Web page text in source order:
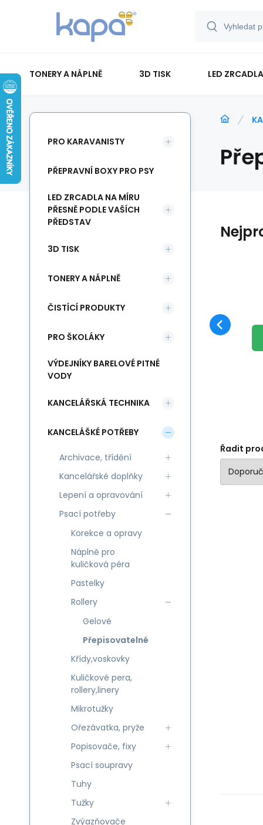
TONERY A NÁPLNĚ 3D TISK LED
PAPÍR-ETIKETY-BLOKY-OBÁLKY
Řadit
PRO KARAVANISTY
PŘEPRAVNÍ BOXY PRO PSY
LED ZRCADLA NA MÍRU
PŘESNĚ PODLE VAŠÍCH
PŘEDSTAV
3D TISK
TONERY A NÁPLNĚ
ČISTÍCÍ PRODUKTY
PRO ŠKOLÁKY
VÝDEJNÍKY BARELOVÉ PITNÉ
VODY
KANCELÁŘSKÁ TECHNIKA
KANCELÁŠKÉ POTŘEBY
Archivace, třídění
Kancelářské doplňky
Lepení a opravování
Psací potřeby
Korekce a opravy
Náplně pro
kuličková péra
Pastelky
Rollery
Gelové
Přepisovatelné
Křídy,voskovky
Kuličkové pera,
rollery,linery
Mikrotužky
Ořezávatka, pryže
Popisovače, fixy
Psací soupravy
Tuhy
Tužky
Zvýazňovače